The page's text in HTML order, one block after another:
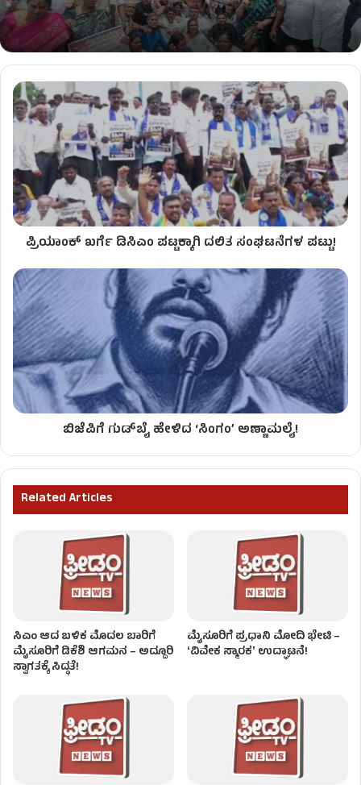
ಪ್ರಿಯಾಂಕ್ ಖರ್ಗೆ ಡಿಸಿಎಂ ಪಟ್ಟಕ್ಕಾಗಿ ದಲಿತ ಸಂಘಟನೆಗಳ ಪಟ್ಟು!
ಬಿಜೆಪಿಗೆ ಗುಡ್​ಬೈ ಹೇಳಿದ ‘ಸಿಂಗಂ’ ಅಣ್ಣಾಮಲೈ!
Related Articles
ಸಿಎಂ ಆದ ಬಳಿಕ ಮೊದಲ ಬಾರಿಗೆ
ಮೈಸೂರಿಗೆ ಡಿಕೆಶಿ ಆಗಮನ – ಅದ್ದೂರಿ
ಸ್ವಾಗತಕ್ಕೆ ಸಿದ್ಧತೆ!
ಮೈಸೂರಿಗೆ ಪ್ರಧಾನಿ ಮೋದಿ ಭೇಟಿ –
ʻವಿವೇಕ ಸ್ಮಾರಕʼ ಉದ್ಘಾಟನೆ!